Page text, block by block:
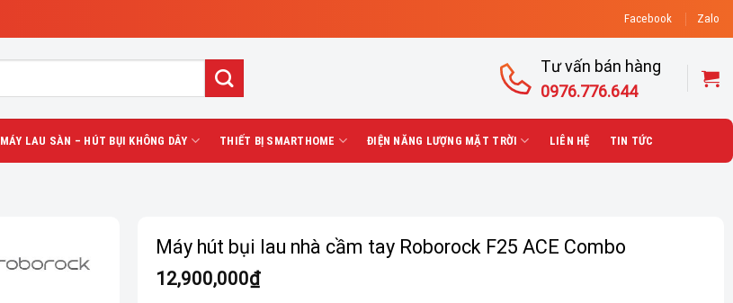
Facebook Zalo
Tư vấn bán hàng
0976.776.644
MÁY LAU SÀN – HÚT BỤI KHÔNG DÂY THIẾT BỊ SMARTHOME ĐIỆN NĂNG LƯỢNG MẶT TRỜI LIÊN HỆ TIN TỨC
Máy hút bụi lau nhà cầm tay Roborock F25 ACE Combo
12,900,000₫